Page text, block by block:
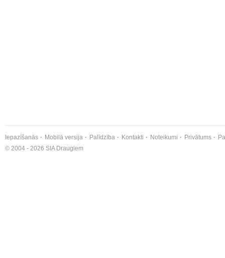
Iepazīšanās Mobilā versija Palīdzība Kontakti Noteikumi Privātums
© 2004 - 2026 SIA Draugiem